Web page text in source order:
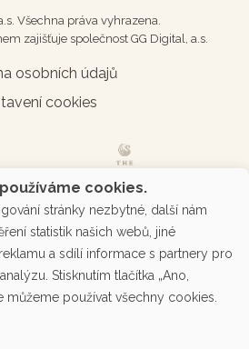
Všechna práva vyhrazena.
zajišťuje společnost GG Digital, a.s.
osobních údajů
cookies
cookies.
stránky nezbytné, další nám
statistik našich webů, jiné
a sdílí informace s partnery pro
Stisknutím tlačítka „Ano,
můžeme používat všechny cookies.